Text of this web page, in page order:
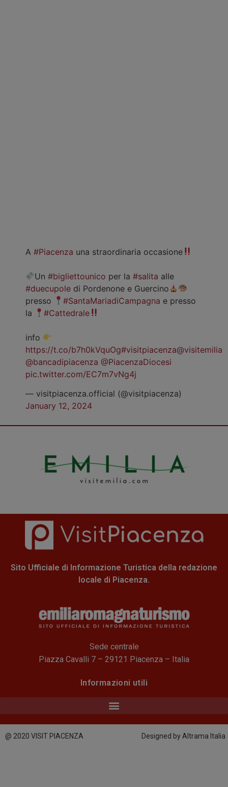
A #Piacenza una straordinaria occasione
Un#bigliettounico per la#salita alle
#duecupole di Pordenone e Guercino
presso
#SantaMariadiCampagna e presso
la
#Cattedrale
info
https://t.co/b7h0kVquOg#visitpiacenza@visitemilia
@bancadipiacenza @PiacenzaDiocesi
pic.twitter.com/EC7m7vNg4j
— visitpiacenza.official (@visitpiacenza)
January 12, 2024
Sito Ufficiale di Informazione Turistica della redazione
locale di Piacenza.
Sede centrale
Piazza Cavalli 7 – 29121 Piacenza – Italia
Informazioni utili
@ 2020 VISIT PIACENZA Designed by Altrama Italia